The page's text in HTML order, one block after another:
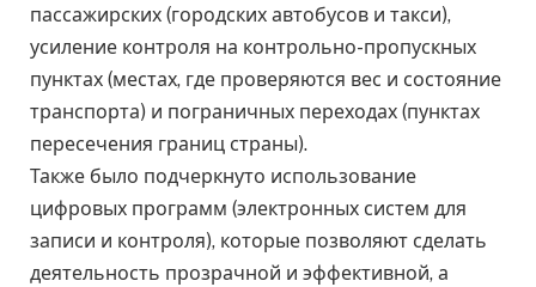
пассажирских (городских автобусов и такси),
усиление контроля на контрольно-пропускных
пунктах (местах, где проверяются вес и состояние
транспорта) и пограничных переходах (пунктах
пересечения границ страны).
Также было подчеркнуто использование
цифровых программ (электронных систем для
записи и контроля), которые позволяют сделать
деятельность прозрачной и эффективной, а